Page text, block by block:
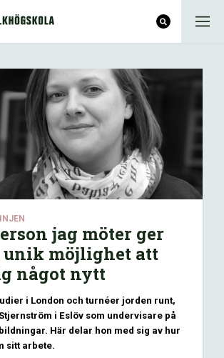
jag möter ger
unik möjlighet att
något nytt
i London och turnéer jorden runt,
i Eslöv som undervisare på
Här delar hon med sig av hur
sitt arbete.